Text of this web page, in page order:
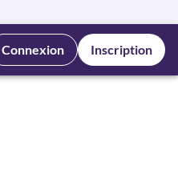
Connexion Inscription